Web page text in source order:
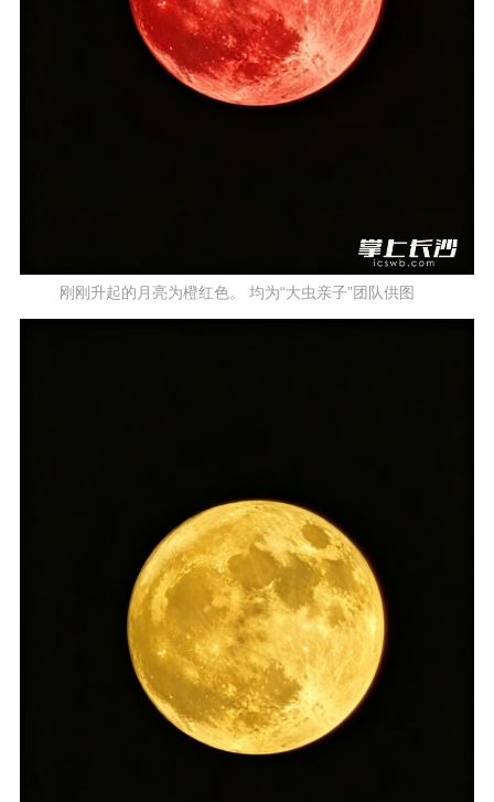
刚刚升起的月亮为橙红色。 均为“大虫亲子”团队供图